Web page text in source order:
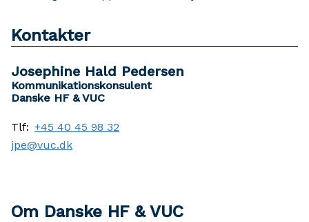
Kontakter
Josephine Hald Pedersen
Kommunikationskonsulent
Danske HF & VUC
Tlf: +45 40 45 98 32
jpe@vuc.dk
Om Danske HF & VUC